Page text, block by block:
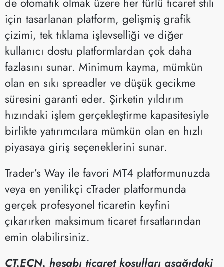
için tasarlanan platform, gelişmiş grafik
çizimi, tek tıklama işlevselliği ve diğer
kullanıcı dostu platformlardan çok daha
fazlasını sunar. Minimum kayma, mümkün
olan en sıkı spreadler ve düşük gecikme
süresini garanti eder. Şirketin yıldırım
hızındaki işlem gerçekleştirme kapasitesiyle
birlikte yatırımcılara mümkün olan en hızlı
piyasaya giriş seçeneklerini sunar.
Trader’s Way ile favori MT4 platformunuzda
veya en yenilikçi cTrader platformunda
gerçek profesyonel ticaretin keyfini
çıkarırken maksimum ticaret fırsatlarından
emin olabilirsiniz.
CT.ECN. hesabı ticaret koşulları aşağıdaki